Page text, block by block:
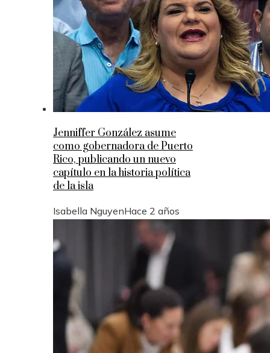
Jenniffer González asume
como gobernadora de Puerto
Rico, publicando un nuevo
capítulo en la historia política
de la isla
Isabella NguyenHace 2 años